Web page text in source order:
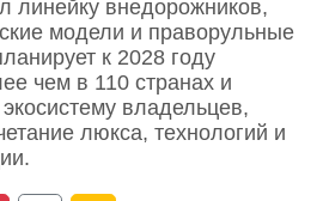
линейку внедорожников,
модели и праворульные
к 2028 году
чем в 110 странах и
владельцев,
люкса, технологий и